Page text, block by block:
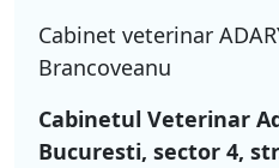
Cabinet veterinar
Brancoveanu
Cabinetul Veterinar
Bucuresti, sector 4,